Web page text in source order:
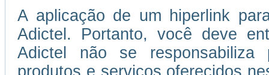
A aplicação de um hiperlink
Adictel. Portanto, você deve
Adictel não se responsabiliza
produtos e serviços oferecidos